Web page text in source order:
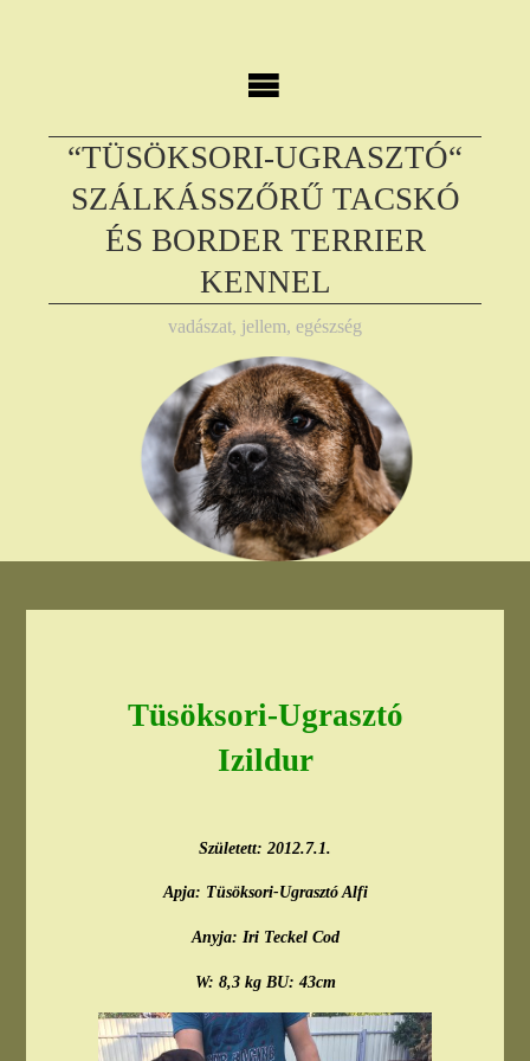
“TÜSÖKSORI-UGRASZTÓ“
SZÁLKÁSSZŐRŰ TACSKÓ
ÉS BORDER TERRIER
KENNEL
vadászat, jellem, egészség
Tüsöksori-Ugrasztó
Izildur
Született: 2012.7.1.
Apja: Tüsöksori-Ugrasztó Alfi
Anyja: Iri Teckel Cod
W: 8,3 kg BU: 43cm